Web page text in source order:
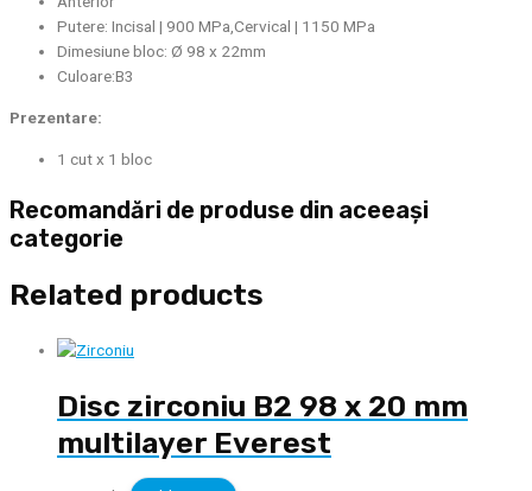
Putere: Incisal | 900 MPa,Cervical | 1150 MPa
Dimesiune bloc: Ø 98 x 22mm
Culoare:B3
Prezentare:
1 cut x 1 bloc
Recomandări de produse din aceeași
categorie
Related products
Disc zirconiu B2 98 x 20 mm
multilayer Everest